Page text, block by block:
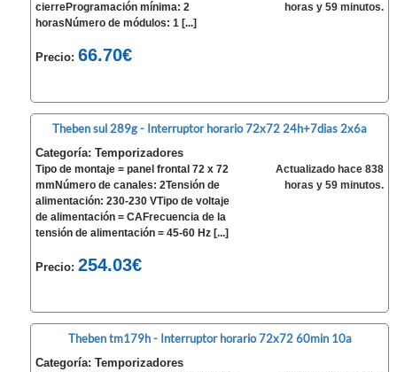
cierreProgramación mínima: 2
horasNúmero de módulos: 1 [...]
Precio:66.70€
horas y 59 minutos.
Theben sul 289g - Interruptor horario 72x72 24h+7dias 2x6a
Categoría: Temporizadores
Tipo de montaje = panel frontal 72 x 72
mmNúmero de canales: 2Tensión de
alimentación: 230-230 VTipo de voltaje
de alimentación = CAFrecuencia de la
tensión de alimentación = 45-60 Hz [...]
Precio:254.03€
Actualizado hace 838
horas y 59 minutos.
Theben tm179h - Interruptor horario 72x72 60min 10a
Categoría: Temporizadores